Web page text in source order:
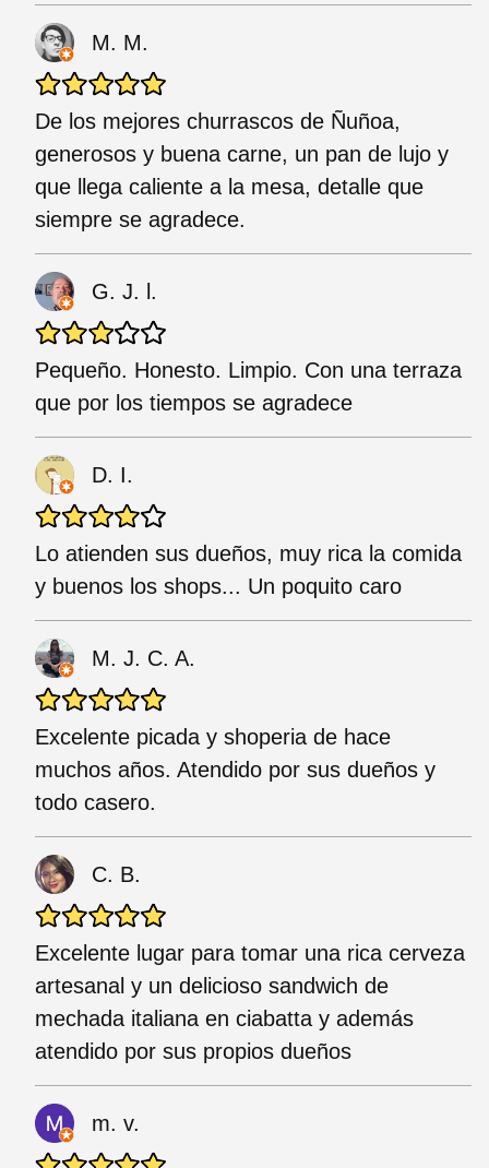
M. M.
De los mejores churrascos de Ñuñoa,
generosos y buena carne, un pan de lujo y
que llega caliente a la mesa, detalle que
siempre se agradece.
G. J. l.
Pequeño. Honesto. Limpio. Con una terraza
que por los tiempos se agradece
D. I.
Lo atienden sus dueños, muy rica la comida
y buenos los shops... Un poquito caro
M. J. C. A.
Excelente picada y shoperia de hace
muchos años. Atendido por sus dueños y
todo casero.
C. B.
Excelente lugar para tomar una rica cerveza
artesanal y un delicioso sandwich de
mechada italiana en ciabatta y además
atendido por sus propios dueños
m. v.